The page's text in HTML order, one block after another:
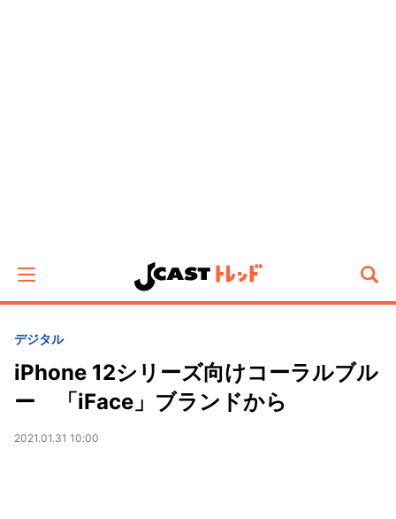
デジタル
iPhone 12シリーズ向けコーラルブル
ー 「iFace」ブランドから
2021.01.31 10:00